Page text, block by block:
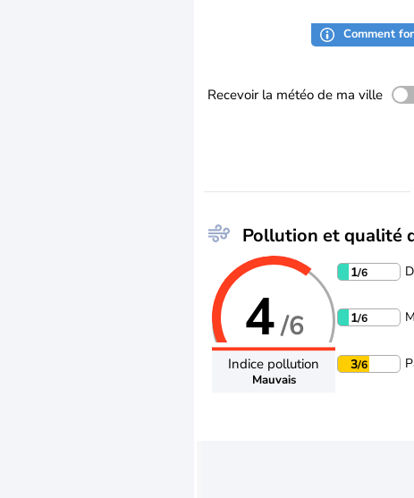
Comment
Recevoir la météo de ma ville
Pollution et qualité
4/6
Indice pollution
Mauvais
1/6
1/6
3/6